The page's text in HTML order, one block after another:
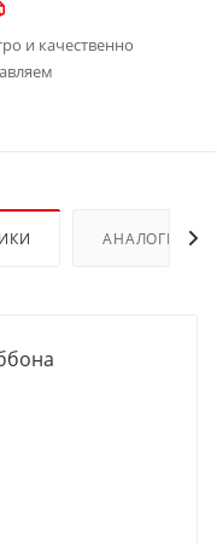
и качественно
АНАЛОГИ